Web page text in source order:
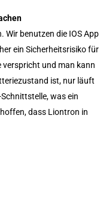
Wir benutzen die IOS App
ein Sicherheitsrisiko für
verspricht und man kann
ist, nur läuft
was ein
dass Liontron in